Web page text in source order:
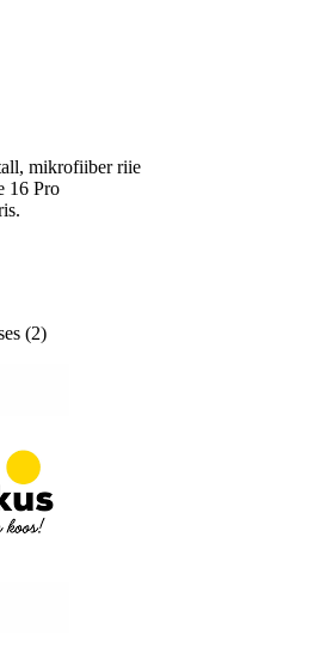
mikrofiiber riie
16 Pro
(2)